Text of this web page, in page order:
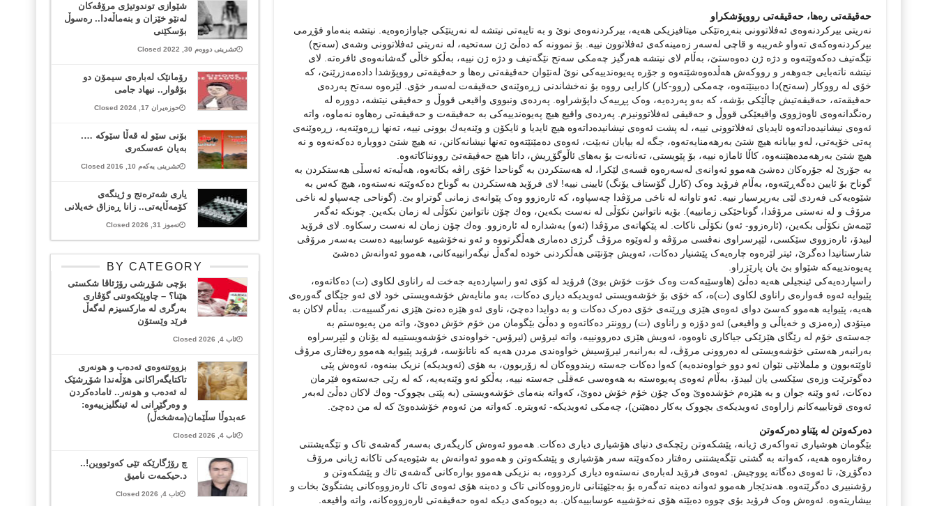
حەقیقەتی رەها، حەقیقەتی رووپۆشكراو
نەریتی بیرکردنەوەی ئەفلاتوونی بنەڕەتێکی میتافیزیکی هەیە، بیركردنەوەی نوێ و بە تایبەتی نیتشە لە نەریتێکی جیاوازەوەیە. نیتشە بنەماو فۆڕمی
بیرکردنەوەکەی تەواو غەریبە و قاچی لەسەر زەمینەکەی ئەفلاتوون نییە. بۆ نموونە کە دەڵێ ژن سەتحیە، لە نەریتی ئەفلاتوونی وشەی (سەتح)
نێگەتیف دەکەوێتەوە و دژە ژن دەوەستێ، بەڵام لای نیتشە هەرگیز چەمكی سەتح نێگەتیف و دژە ژن نییە، بەڵکو خاڵی گەشانەوەی ئافرەتە. لای
نیتشە ناتەبایی جەوهەر و رووکەش هەڵدەوەشێتەوە و جۆرە پەیوەندییەکی نوێ لەنێوان حەقیقەتی رەها و حەقیقەتی رووپۆشدا دادەمەزرێنێ، کە
خۆی لە رووکار (سەتح)دا دەبینێتەوە، چەمكی (روو-کار) کارایی رووە بۆ نەخشاندنی زڕەوێنەی حەقیقەت لەسەر خۆی. لێرەوە سەتح پەردەی
حەقیقەتە، حەقیقەتیش چاڵێکی بۆشە، کە بەو پەردەیە، وەک پڕییەک داپۆشراوە. پەردەی ونبووی واقیعی قووڵ و حەقیقی نیتشە، دوورە لە
رەنگدانەوەی ئاوەژووی واقیعێكی قووڵ و حەقیقی ئەفلاتوونیزم. پەردەی واقیع هیچ پەیوەندییەكی بە حەقیقەت و حەقیقەتی رەهاوە نەماوە، واتە
ئەوەی نیشانیدەداتەوە ئایدیای ئەفلاتوونی نییە، لە پشت ئەوەی نیشانیدەداتەوە هیچ ئایدیا و ئایكۆن و وێنەیەك بوونی نییە، تەنها زڕەوێنەیە، زڕەوێنەی
پەتی خۆیەتی، لەو بیابانە هیچ شتێ بەرهەمنایەتەوە، جگە لە بیابان نەبێت، ئەوەی دەمێنێتەوە تەنها نیشانەكانن، نە هیچ شتێ دووبارە دەكەنەوە و نە
هیچ شتێ بەرهەمدەهێننەوە، كاڵا ئاماژە نییە، بۆ پێویستی، تەنانەت بۆ بەهای ئاڵوگۆڕیش، داتا هیچ حەقیقەتێ روونناكاتەوە.
بە جۆرێ لە جۆرەكان دەشێ هەموو ئەوانەی لەسەرەوە قسەی لێكرا، لە هەستكردن بە گوناحدا خۆی راڤە بكاتەوە، هەڵبەتە ئەسڵی هەستكردن بە
گوناح بۆ ئایین دەگەڕێتەوە، بەڵام فرۆید وەک (كارل گۆستاف یۆنگ) ئایینی نییە! لای فرۆید ھەستکردن بە گوناح دەکەوێتە نەستەوە، ھیچ کەس بە
شێوەیەکی فەردی لێی بەرپرسیار نییە. ئەو تاوانە لە ناخی مرۆڤدا چەسپاوە، کە ئارەزوو وەک پێوانەی زمانی گوتراو بێ. (گوناحی چەسپاو لە ناخی
مرۆڤ و لە نەستی مرۆڤدا، گوناحێکی زمانییە). بۆیە ناتوانین نکۆڵی لە نەست بکەین، وەك چۆن ناتوانین نكۆڵی لە زمان بكەین. چونکە ئەگەر
ئێمەش نکۆڵی بکەین، (ئارەزوو- ئەو) نکۆڵی ناکات. لە پێکھاتەی مرۆڤدا (ئەو) بەشدارە لە ئارەزوو. وەك چۆن زمان لە نەست رسكاوە. لای فرۆید
لبیدۆ، ئارەزووی سێکسی، لێپرسراوی نەقسی مرۆڤە و لەوێوە مرۆڤ گرژی دەماری ھەڵگرتووە و ئەو نەخۆشییە عوسابییە دەست بەسەر مرۆڤی
شارستانیدا دەگرێ، ئیتر لێرەوە چارەیەک پێشنیار دەکات، ئەویش چۆنێتی ھەڵکردنی خودە لەگەڵ نیگەرانییەكانی، هەموو ئەوانەش دەشێ
پەیوەندییەکە شێواو بێ یان پارێزراو.
راسپاردەیەکی ئینجیلی ھەیە دەڵێ (ھاوسێیەکەت وەک خۆت خۆش بوێ) فرۆید لە کۆی ئەو راسپاردەیە جەخت لە راناوی لكاوی (ت) دەکاتەوە،
پێیوایە ئەوە قەوارەی راناوی لكاوی (ت)ە، كە خۆی بۆ خۆشەویستی ئەویدیكە دیاری دەکات، بەو مانایەش خۆشەویستی خود لای ئەو جێگای گەورەی
ھەیە، پێیوایە ھەموو کەسێ دوای ئەوەی ھێزی وڕێنەی خۆی دەرک دەکات و بە دوایدا دەچێ، ناوی ئەو ھێزە دەنێ ھێزی نەرگسییەت. بەڵام لاکان بە
میتۆدی (رەمزی و خەیاڵی و واقیعی) ئەو دۆزە و راناوی (ت) روونتر دەكاتەوە و دەڵێ بێگومان من خۆم خۆش دەوێ، واتە من پەیوەستم بە
جەستەی خۆم لە رێگای ھێزێکی جیاکاری ناوەوە، ئەویش ھێزی دەروونییە، واتە ئیرۆس (ئیرۆس- خواوەندی خۆشەویستییە لە یۆنان و لێپرسراوە
بەرانبەر ھەستی خۆشەویستی لە دەروونی مرۆڤ، لە بەرانبەر ئیرۆسیش خواوەندی مردن ھەیە کە ناتانۆسە، فرۆید پێیوایە هەموو رەفتاری مرۆڤ
ئاوێتەبوون و ململانێی نێوان ئەو دوو خواوەندەیە) کەوا دەکات جەستە زیندووەکان لە زۆربوون، بە هۆی (ئەویدیكە) نزیک ببنەوە، ئەوەش پێی
دەگوترێت وزەی سێكسی یان لبیدۆ، بەڵام ئەوەی پەیوەستە بە ھەوەسی عەقڵی جەستە نییە، بەڵکو ئەو وێنەیەیە، کە لە رێی جەستەوە فێرمان
دەكات، ئەو وێنە جوان و بە ھێزەم خۆشدەوێ وەک چۆن خۆم خۆش دەوێ، کەواتە بنەمای خۆشەویستی (بە پێتی بچووک- وەك لاكان دەڵێ لەبەر
ئەوەی قوتابییەکانم زاراوەی ئەویدیکەی بچووک بەکار دەھێنن)، چەمكی ئەویدیكە- ئەویترە. کەواتە من ئەوەم خۆشدەوێ کە لە من دەچێ.
دەركەوتن لە پێناو دەركەوتن
بێگومان ھوشیاری تەواکەری ژیانە، پێشکەوتن رێچکەی دنیای ھۆشیاری دیاری دەکات. ھەموو ئەوەش کاریگەری بەسەر گەشەی تاک و تێگەیشتنی
رەفتارەوە هەیە، كەواتە بە گشتی تێگەیشتنی رەفتار دەكەوێتە سەر هۆشیاری و پێشكەوتن و هەموو ئەوانەش بە شێوەیەكی تاکانە ژیانی مرۆڤ
دەگۆڕێ، تا ئەوەی دەگاتە پووچیش. ئەوەی فرۆید لەبارەی نەستەوە دیاری کردووە، بە نزیکی ھەموو بوارەکانی گەشەی تاك و پێشكەوتن و
رۆشنبیری دەگرێتەوە. ھەندێجار ھەموو ئەوانە دەبنە تەگەرە بۆ بەجێھێنانی ئارەزووەکانی تاک و دەبنە ھۆی ئەوەی تاک ئارەزووەکانی پشتگوێ بخات و
بیشاریتەوە. ئەوەش وەک فرۆید بۆی چووە دەبێتە ھۆی نەخۆشییە عوسابییەکان. بە دیوەكەی دیكە ئەوە حەقیقەتی ئارەزووەکانە، واتە واقیعە.
شێوازی توندوتیژی مرۆڤەكان
لەنێو خێزان و بنەماڵەدا.. رەسوڵ
بۆسكێنی
تشرینی دووەم 30, 2022 Closed
رۆمانێک لەبارەی سیمۆن دو
بۆڤوار.. نیهاد جامی
حوزەیران 17, 2024 Closed
بۆنی سێو لە قەڵا سێوکە ….
بەیان عەسکەری
تشرینی یەکەم 10, 2016 Closed
یاری شەترەنج و ژینگەی
کۆمەڵایەتی.. زانا ڕەزاق خەیلانی
تەموز 31, 2026 Closed
BY CATEGORY
بۆچی شۆڕشی رۆژئاڤا شکستی
هێنا؟ – چاوپێکەوتنی گۆڤاری
بەرگری لە مارکسیزم لەگەڵ
فرێد وێستۆن
ئاب 4, 2026 Closed
بزووتنەوەی ئەدەب و هونەری
تاکتایگەراکانی هۆڵەندا شۆڕشێک
لە ئەدەب و هونەر.. ئامادەکردن
و وەرگێڕانی لە ئینگلیزییەوە:
عەبدوڵا سڵێمان(مەشخەڵ)
ئاب 4, 2026 Closed
چ رۆژگارێکە تێی کەوتووین!..
د.حیکمەت نامیق
ئاب 4, 2026 Closed